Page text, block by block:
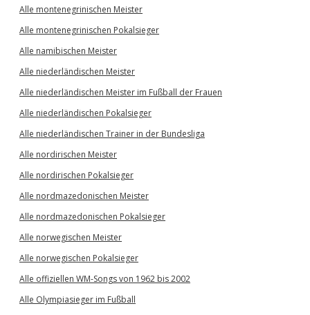
Alle montenegrinischen Meister
Alle montenegrinischen Pokalsieger
Alle namibischen Meister
Alle niederländischen Meister
Alle niederländischen Meister im Fußball der Frauen
Alle niederländischen Pokalsieger
Alle niederländischen Trainer in der Bundesliga
Alle nordirischen Meister
Alle nordirischen Pokalsieger
Alle nordmazedonischen Meister
Alle nordmazedonischen Pokalsieger
Alle norwegischen Meister
Alle norwegischen Pokalsieger
Alle offiziellen WM-Songs von 1962 bis 2002
Alle Olympiasieger im Fußball